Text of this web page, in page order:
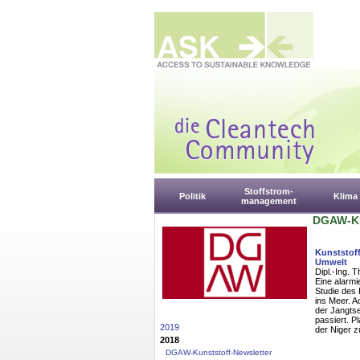
Politik
Stoffstrom-
management
Klima
2019
2018
DGAW-Kunststoff-Newsletter
DGAW-
Umwelt
Dipl.-Ing.
Eine
Studie des
ins Meer.
der
passiert.
der Niger